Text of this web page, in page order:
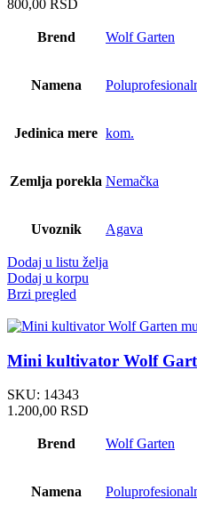
800,00 RSD
Brend Wolf Garten
Namena
Jedinica mere kom.
Zemlja porekla Nemačka
Uvoznik Agava
Dodaj u listu želja
Dodaj u korpu
Brzi pregled
Mini kultivator Wolf
SKU: 14343
1.200,00 RSD
Brend Wolf Garten
Namena